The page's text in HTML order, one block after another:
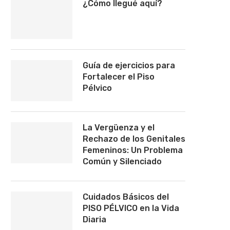
¿Cómo llegué aquí?
Guía de ejercicios para
Fortalecer el Piso
Pélvico
La Vergüenza y el
Rechazo de los Genitales
Femeninos: Un Problema
Común y Silenciado
Cuidados Básicos del
PISO PÉLVICO en la Vida
Diaria